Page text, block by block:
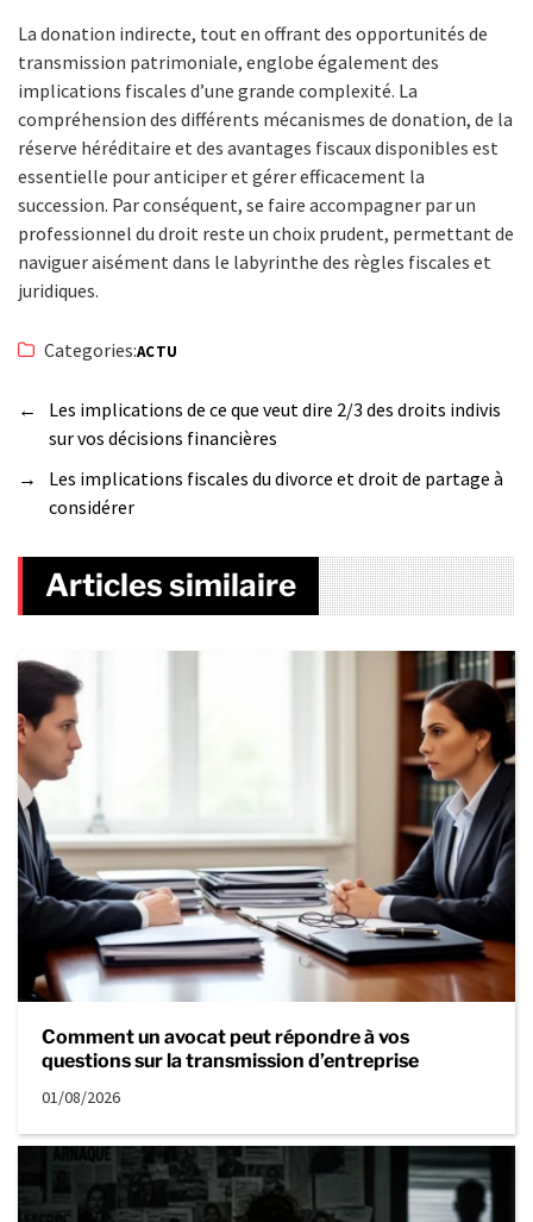
La donation indirecte, tout en offrant des opportunités de
transmission patrimoniale, englobe également des
implications fiscales d’une grande complexité. La
compréhension des différents mécanismes de donation, de la
réserve héréditaire et des avantages fiscaux disponibles est
essentielle pour anticiper et gérer efficacement la
succession. Par conséquent, se faire accompagner par un
professionnel du droit reste un choix prudent, permettant de
naviguer aisément dans le labyrinthe des règles fiscales et
juridiques.
Categories:ACTU
←
Les implications de ce que veut dire 2/3 des droits indivis
sur vos décisions financières
→
Les implications fiscales du divorce et droit de partage à
considérer
Articles similaire
Comment un avocat peut répondre à vos
questions sur la transmission d’entreprise
01/08/2026